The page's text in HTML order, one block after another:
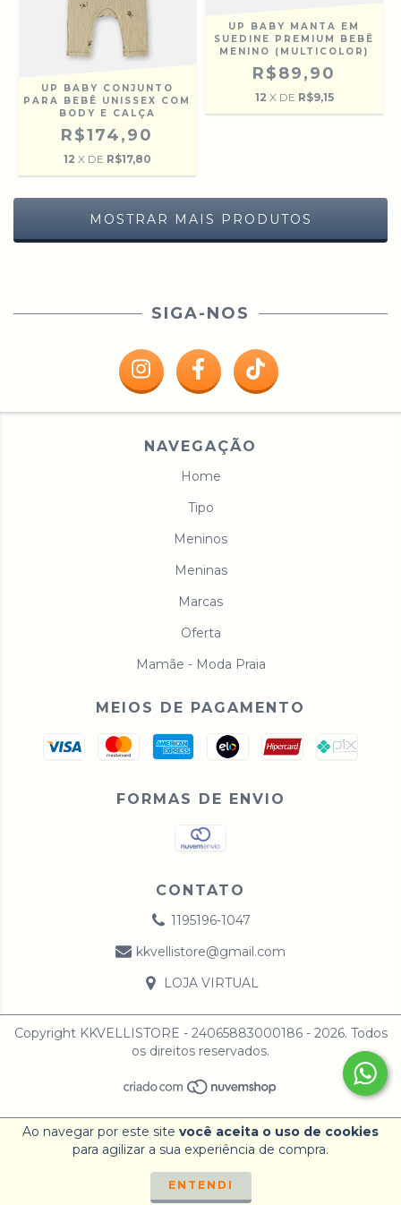
Ao navegar por este site você aceita o uso de cookies
para agilizar a sua experiência de compra.
ENTENDI
UP BABY CONJUNTO
PARA BEBÊ UNISSEX COM
BODY E CALÇA
R$174,90
12 X DE R$17,80
UP BABY MANTA EM
SUEDINE PREMIUM BEBÊ
MENINO (MULTICOLOR)
R$89,90
12 X DE R$9,15
MOSTRAR MAIS PRODUTOS
SIGA-NOS
NAVEGAÇÃO
Home
Tipo
Meninos
Meninas
Marcas
Oferta
Mamãe - Moda Praia
MEIOS DE PAGAMENTO
FORMAS DE ENVIO
CONTATO
1195196-1047
kkvellistore@gmail.com
LOJA VIRTUAL
Copyright KKVELLISTORE - 24065883000186 - 2026. Todos
os direitos reservados.